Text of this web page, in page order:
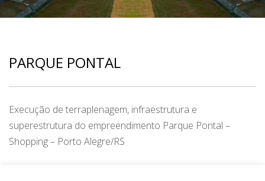
PARQUE PONTAL
Execução de terraplenagem, infraestrutura e
superestrutura do empreendimento Parque Pontal –
Shopping – Porto Alegre/RS